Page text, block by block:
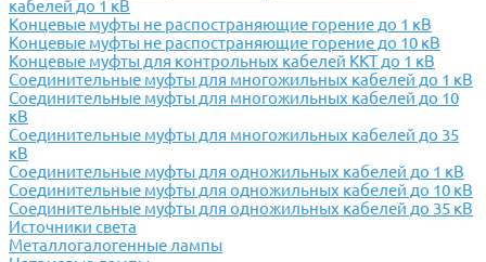
кабелей до 1 кВ
Концевые муфты не распостраняющие горение до 1 кВ
Концевые муфты не распостраняющие горение до 10 кВ
Концевые муфты для контрольных кабелей ККТ до 1 кВ
Соединительные муфты для многожильных кабелей до 1 кВ
Соединительные муфты для многожильных кабелей до 10
кВ
Соединительные муфты для многожильных кабелей до 35
кВ
Соединительные муфты для одножильных кабелей до 1 кВ
Соединительные муфты для одножильных кабелей до 10 кВ
Соединительные муфты для одножильных кабелей до 35 кВ
Источники света
Металлогалогенные лампы